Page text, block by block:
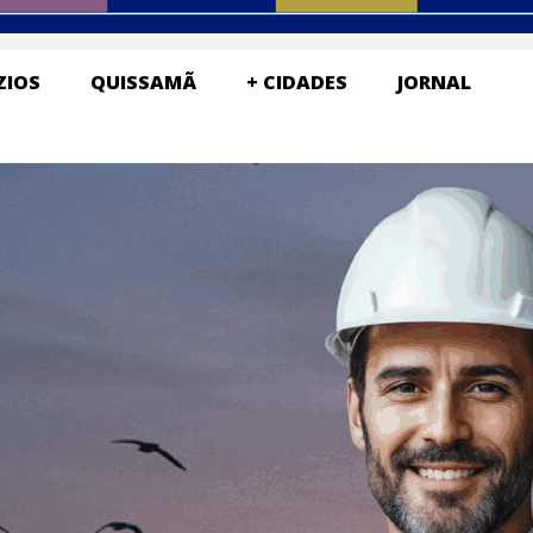
QUISSAMÃ + CIDADES JORNAL